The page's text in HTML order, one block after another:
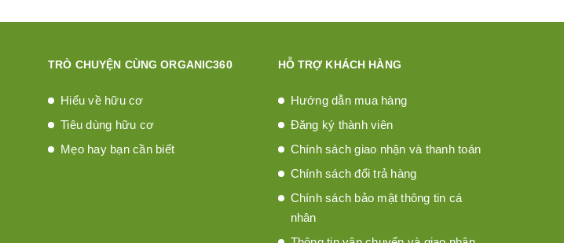
TRÒ CHUYỆN CÙNG ORGANIC360
Hiểu về hữu cơ
Tiêu dùng hữu cơ
Mẹo hay bạn cần biết
HỖ TRỢ KHÁCH HÀNG
Hướng dẫn mua hàng
Đăng ký thành viên
Chính sách giao nhận và thanh toán
Chính sách đổi trả hàng
Chính sách bảo mật thông tin cá
nhân